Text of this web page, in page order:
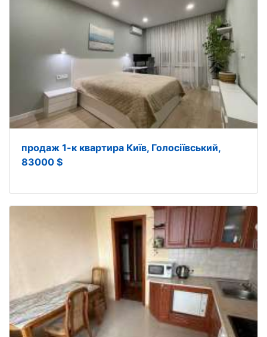
продаж 1-к квартира Київ, Голосіївський,
83000 $